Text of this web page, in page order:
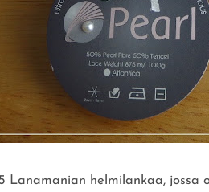
Lanamanian helmilankaa, jossa